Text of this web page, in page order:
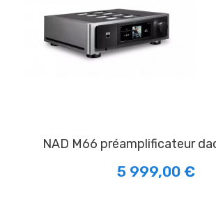
NAD M66 préamplificateur
5 999,00 €